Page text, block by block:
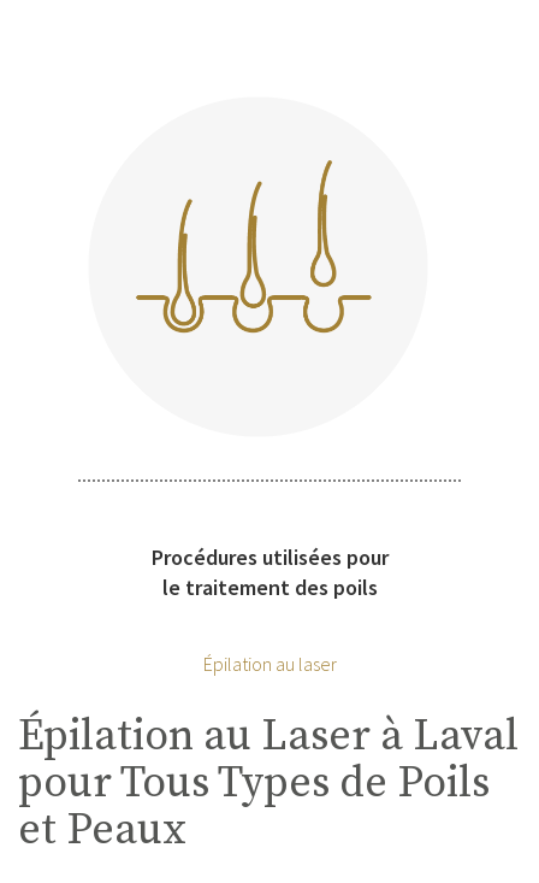
Épilation au Laser à Laval
pour Tous Types de Poils
et Peaux
Procédures utilisées pour
le traitement des poils
Épilation au laser